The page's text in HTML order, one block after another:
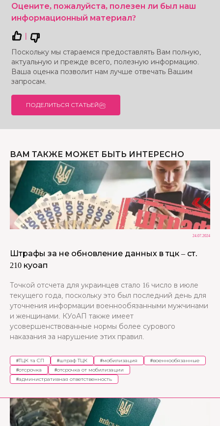
Оцените, пожалуйста, полезен ли был наш
информационный материал?
|
Поскольку мы стараемся предоставлять Вам полную,
актуальную и прежде всего, полезную информацию.
Ваша оценка позволит нам лучше отвечать Вашим
запросам.
ПОДЕЛИТЬСЯ СТАТЬЕЙ
ВАМ ТАКЖЕ МОЖЕТ БЫТЬ ИНТЕРЕСНО
24.07.2024
Штрафы за не обновление данных в тцк – ст.
210 куоап
Точкой отсчета для украинцев стало 16 число в июле
текущего года, поскольку это был последний день для
уточнения информации военнообязанными мужчинами
и женщинами. КУоАП также имеет
усовершенствованные нормы более сурового
наказания за нарушение этих правил.
#ТЦК та СП #штраф ТЦК #мобилизация #военнообязанные
#отсрочка #отсрочка от мобилизации
#административная ответственность